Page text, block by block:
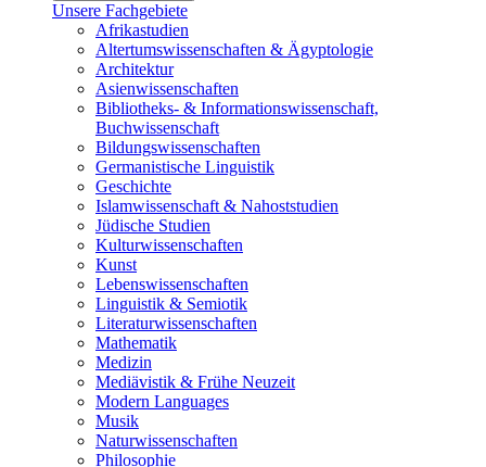
Unsere Fachgebiete
Afrikastudien
Altertumswissenschaften & Ägyptologie
Architektur
Asienwissenschaften
Bibliotheks- & Informationswissenschaft,
Buchwissenschaft
Bildungswissenschaften
Germanistische Linguistik
Geschichte
Islamwissenschaft & Nahoststudien
Jüdische Studien
Kulturwissenschaften
Kunst
Lebenswissenschaften
Linguistik & Semiotik
Literaturwissenschaften
Mathematik
Medizin
Mediävistik & Frühe Neuzeit
Modern Languages
Musik
Naturwissenschaften
Philosophie